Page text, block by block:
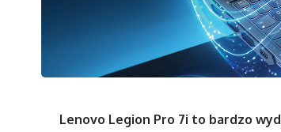
Lenovo Legion Pro 7i to bardzo